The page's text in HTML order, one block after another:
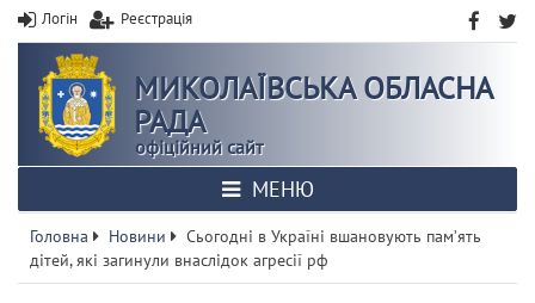
Логін Реєстрація
МИКОЛАЇВСЬКА ОБЛАСНА
РАДА
офіційний сайт
МЕНЮ
Головна Новини
Сьогодні в Україні вшановують памʼять
дітей, які загинули внаслідок агресії рф